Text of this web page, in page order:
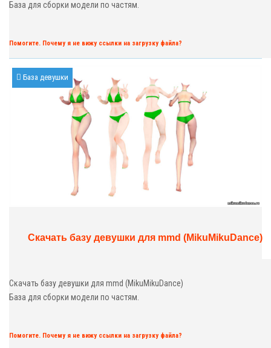
База для сборки модели по частям.
Помогите. Почему я не вижу ссылки на загрузку файла?
База девушки
Скачать базу девушки для mmd (MikuMikuDance)
Скачать базу девушки для mmd (MikuMikuDance)
База для сборки модели по частям.
Помогите. Почему я не вижу ссылки на загрузку файла?